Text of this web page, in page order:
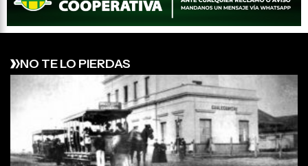
NO TE LO PIERDAS